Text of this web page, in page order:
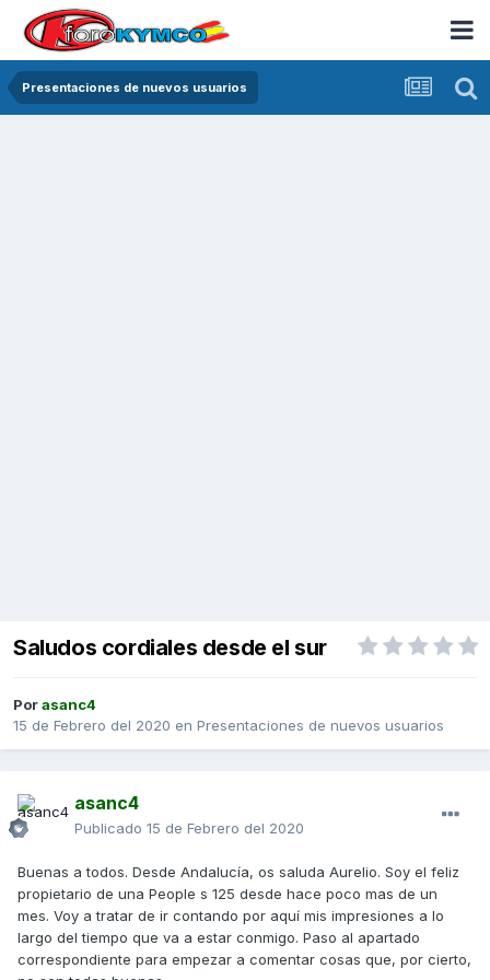
Presentaciones de nuevos usuarios
Saludos cordiales desde el sur
Porasanc4
15 de Febrero del 2020 en Presentaciones de nuevos usuarios
asanc4
Publicado 15 de Febrero del 2020
Buenas a todos. Desde Andalucía, os saluda Aurelio. Soy el feliz
propietario de una People s 125 desde hace poco mas de un
mes. Voy a tratar de ir contando por aquí mis impresiones a lo
largo del tiempo que va a estar conmigo. Paso al apartado
correspondiente para empezar a comentar cosas que, por cierto,